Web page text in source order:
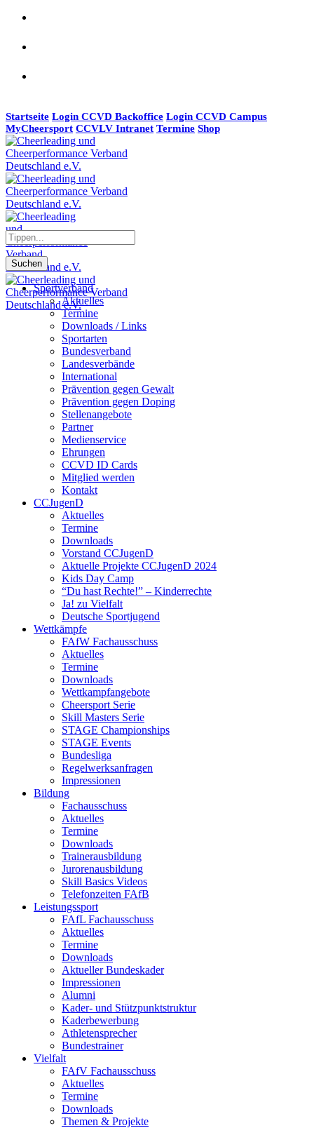
Startseite Login CCVD Backoffice Login CCVD Campus
MyCheersport CCVLV Intranet Termine Shop
Suchen
Sportverband
Aktuelles
Termine
Downloads / Links
Sportarten
Bundesverband
Landesverbände
International
Prävention gegen Gewalt
Prävention gegen Doping
Stellenangebote
Partner
Medienservice
Ehrungen
CCVD ID Cards
Mitglied werden
Kontakt
CCJugenD
Aktuelles
Termine
Downloads
Vorstand CCJugenD
Aktuelle Projekte CCJugenD 2024
Kids Day Camp
“Du hast Rechte!” – Kinderrechte
Ja! zu Vielfalt
Deutsche Sportjugend
Wettkämpfe
FAfW Fachausschuss
Aktuelles
Termine
Downloads
Wettkampfangebote
Cheersport Serie
Skill Masters Serie
STAGE Championships
STAGE Events
Bundesliga
Regelwerksanfragen
Impressionen
Bildung
Fachausschuss
Aktuelles
Termine
Downloads
Trainerausbildung
Jurorenausbildung
Skill Basics Videos
Telefonzeiten FAfB
Leistungssport
FAfL Fachausschuss
Aktuelles
Termine
Downloads
Aktueller Bundeskader
Impressionen
Alumni
Kader- und Stützpunktstruktur
Kaderbewerbung
Athletensprecher
Bundestrainer
Vielfalt
FAfV Fachausschuss
Aktuelles
Termine
Downloads
Themen & Projekte